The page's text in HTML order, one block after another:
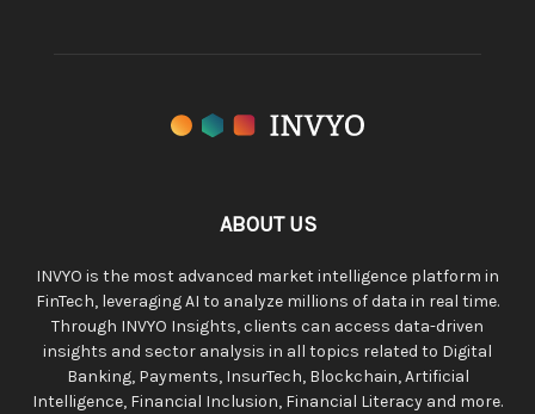
ABOUT US
INVYO is the most advanced market intelligence platform in
FinTech, leveraging AI to analyze millions of data in real time.
Through INVYO Insights, clients can access data-driven
insights and sector analysis in all topics related to Digital
Banking, Payments, InsurTech, Blockchain, Artificial
Intelligence, Financial Inclusion, Financial Literacy and more.